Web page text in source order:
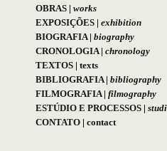
OBRAS
works
EXPOSIÇÕES
exhibition
BIOGRAFIA| biography
CRONOLOGIA| chronology
TEXTOS
texts
BIBLIOGRAFIA| bibliography
FILMOGRAFIA| filmography
ESTÚDIO E PROCESSOS
CONTATO
contact